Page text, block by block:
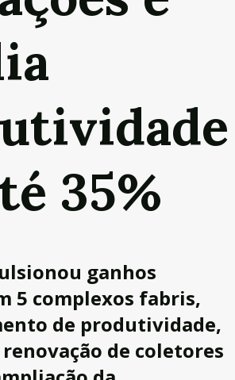
35%
ganhos
5 complexos fabris,
de produtividade,
de coletores